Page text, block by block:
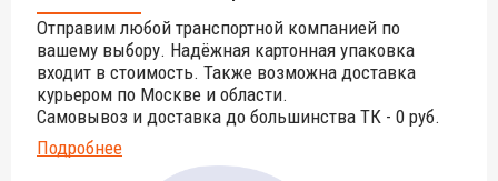
цвета данного изделия обращайтесь к нашим
менеджерам!
Отправим любой транспортной компанией по
вашему выбору. Надёжная картонная упаковка
входит в стоимость. Также возможна доставка
курьером по Москве и области.
Самовывоз и доставка до большинства ТК - 0 руб.
Подробнее